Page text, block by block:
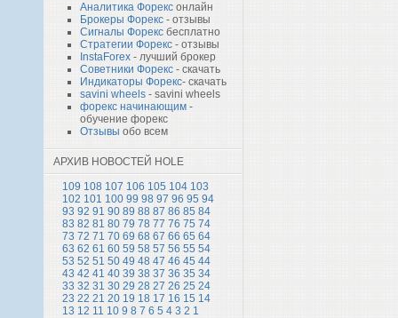
Аналитика Форекс онлайн
Брокеры Форекс - отзывы
Сигналы Форекс бесплатно
Стратегии Форекс - отзывы
InstaForex - лучший брокер
Советники Форекс - скачать
Индикаторы Форекс- скачать
savini wheels - savini wheels
форекс начинающим -
обучение форекс
Отзывы обо всем
АРХИВ НОВОСТЕЙ HOLE
109 108 107 106 105 104 103
102 101 100 99 98 97 96 95 94
93 92 91 90 89 88 87 86 85 84
83 82 81 80 79 78 77 76 75 74
73 72 71 70 69 68 67 66 65 64
63 62 61 60 59 58 57 56 55 54
53 52 51 50 49 48 47 46 45 44
43 42 41 40 39 38 37 36 35 34
33 32 31 30 29 28 27 26 25 24
23 22 21 20 19 18 17 16 15 14
13 12 11 10 9 8 7 6 5 4 3 2 1